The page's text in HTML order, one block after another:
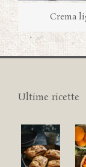
Crema
Ultime ricette